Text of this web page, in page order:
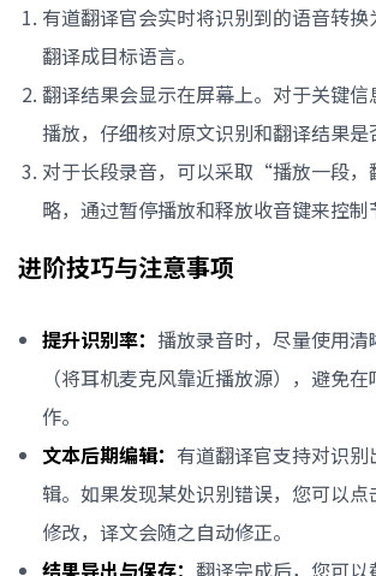
有道翻译官会实时将识别到的语音转
翻译成目标语言。
翻译结果会显示在屏幕上。对于关键
播放，仔细核对原文识别和翻译结果是
对于长段录音，可以采取“播放一段
略，通过暂停播放和释放收音键来控制
进阶技巧与注意事项
提升识别率： 播放录音时，尽量使用
（将耳机麦克风靠近播放源），避免
作。
文本后期编辑： 有道翻译官支持对识
辑。如果发现某处识别错误，您可以
修改，译文会随之自动修正。
结果导出与保存： 翻译完成后，您可以